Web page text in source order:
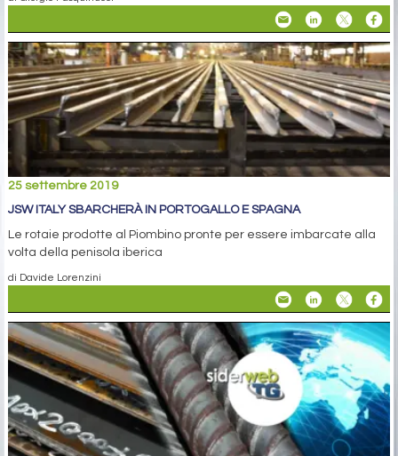
25 settembre 2019
JSW ITALY SBARCHERÀ IN PORTOGALLO E SPAGNA
Le rotaie prodotte al Piombino pronte per essere imbarcate alla
volta della penisola iberica
di Davide Lorenzini